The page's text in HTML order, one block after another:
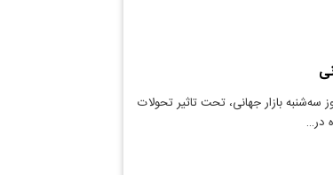
بازار جهانی، تحت تاثیر تحولات
در…